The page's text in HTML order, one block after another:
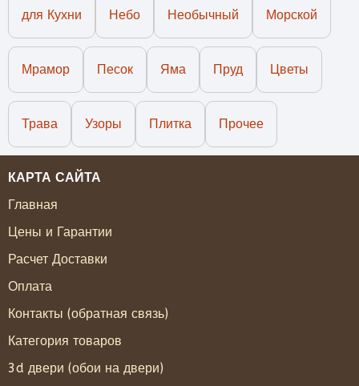
для Кухни Небо Необычный Морской
Мрамор Песок Яма Пруд Цветы
Трава Узоры Плитка Прочее
КАРТА САЙТА
Главная
Цены и Гарантии
Расчет Доставки
Оплата
Контакты (обратная связь)
Категория товаров
3d двери (обои на двери)